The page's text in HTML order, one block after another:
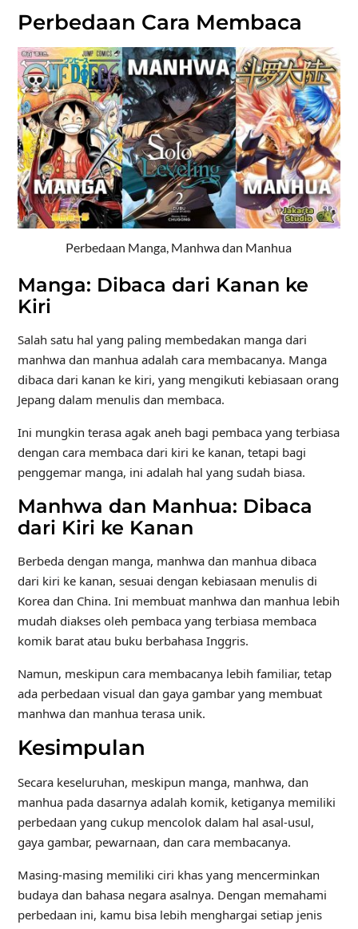
Perbedaan Cara Membaca
Perbedaan Manga, Manhwa dan Manhua
Manga: Dibaca dari Kanan ke
Kiri
Salah satu hal yang paling membedakan manga dari
manhwa dan manhua adalah cara membacanya. Manga
dibaca dari kanan ke kiri, yang mengikuti kebiasaan orang
Jepang dalam menulis dan membaca.
Ini mungkin terasa agak aneh bagi pembaca yang terbiasa
dengan cara membaca dari kiri ke kanan, tetapi bagi
penggemar manga, ini adalah hal yang sudah biasa.
Manhwa dan Manhua: Dibaca
dari Kiri ke Kanan
Berbeda dengan manga, manhwa dan manhua dibaca
dari kiri ke kanan, sesuai dengan kebiasaan menulis di
Korea dan China. Ini membuat manhwa dan manhua lebih
mudah diakses oleh pembaca yang terbiasa membaca
komik barat atau buku berbahasa Inggris.
Namun, meskipun cara membacanya lebih familiar, tetap
ada perbedaan visual dan gaya gambar yang membuat
manhwa dan manhua terasa unik.
Kesimpulan
Secara keseluruhan, meskipun manga, manhwa, dan
manhua pada dasarnya adalah komik, ketiganya memiliki
perbedaan yang cukup mencolok dalam hal asal-usul,
gaya gambar, pewarnaan, dan cara membacanya.
Masing-masing memiliki ciri khas yang mencerminkan
budaya dan bahasa negara asalnya. Dengan memahami
perbedaan ini, kamu bisa lebih menghargai setiap jenis